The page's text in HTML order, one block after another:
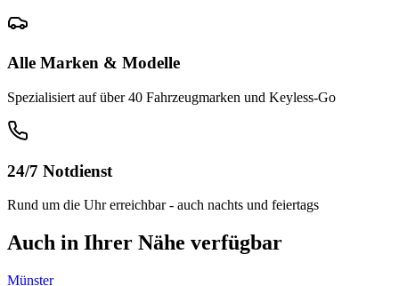
Alle Marken & Modelle
Spezialisiert auf über 40 Fahrzeugmarken und Keyless-Go
24/7 Notdienst
Rund um die Uhr erreichbar - auch nachts und feiertags
Auch in Ihrer Nähe verfügbar
Münster